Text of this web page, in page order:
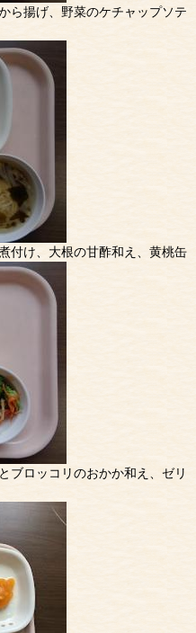
ら揚げ、野菜のケチャップソテ
付け、大根の甘酢和え、黄桃缶
ブロッコリのおかか和え、ゼリ